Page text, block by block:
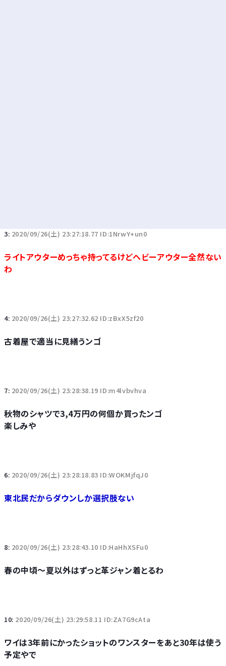
3: 2020/09/26(土) 23:27:18.77 ID:1NrwY+un0
ライトアウターめっちゃ持ってるけどヘビーアウター全然ない
わ
4: 2020/09/26(土) 23:27:32.62 ID:zBxX5zf20
古着屋で適当に見繕うンゴ
7: 2020/09/26(土) 23:28:38.19 ID:m4lvbvhva
秋物のシャツで3,4万円の何個か買ったンゴ
楽しみや
6: 2020/09/26(土) 23:28:18.83 ID:WOKMjfqJ0
東北民だからダウンしか選択肢ない
8: 2020/09/26(土) 23:28:43.10 ID:HaHhXSFu0
春の中頃～夏以外はずっと革ジャン着とるわ
10: 2020/09/26(土) 23:29:58.11 ID:ZA7G9cAta
ワイは3年前にかったショットのワンスターをあと30年は使う
予定やで